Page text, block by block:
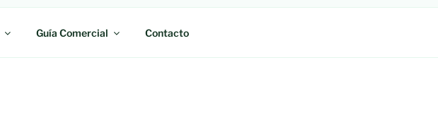
Guía Comercial Contacto